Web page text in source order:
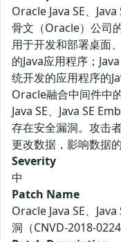
Oracle Java SE、
骨文（Oracle）公司
用于开发和部署桌面
的Java应用程序；
统开发的应用程序的
Oracle融合中间件中
Java SE、Java SE
存在安全漏洞。攻击
更改数据，影响数据的
Severity
中
Patch Name
Oracle Java SE、
洞（CNVD-2018-